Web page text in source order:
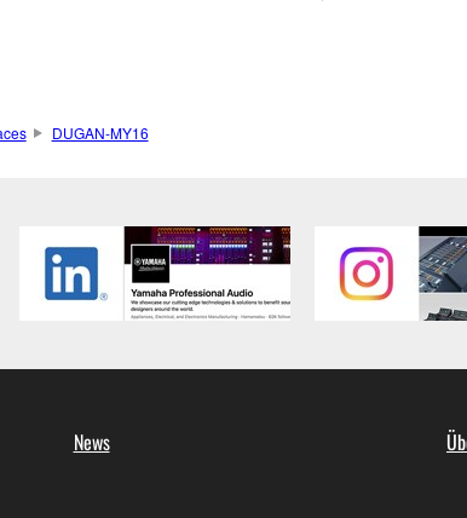
DUGAN-MY16
News